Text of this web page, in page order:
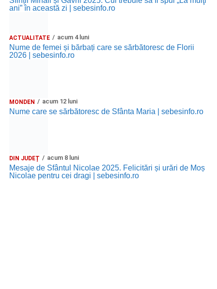
ani” în această zi | sebesinfo.ro
ACTUALITATE acum 4 luni
Nume de femei și bărbați care se sărbătoresc de Florii
2026 | sebesinfo.ro
MONDEN acum 12 luni
Nume care se sărbătoresc de Sfânta Maria | sebesinfo.ro
DIN JUDEȚ acum 8 luni
Mesaje de Sfântul Nicolae 2025. Felicitări și urări de Moș
Nicolae pentru cei dragi | sebesinfo.ro